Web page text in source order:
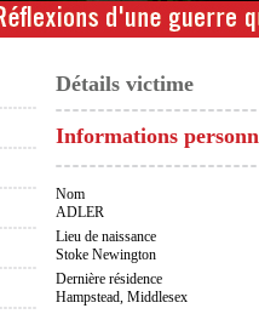
Détails victime
Informations
Nom
ADLER
Lieu de naissance
Stoke Newington
Dernière résidence
Hampstead, Middlesex